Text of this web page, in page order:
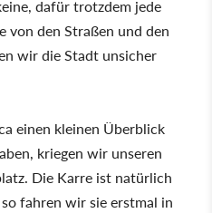
dafür trotzdem jede
von den Straßen und den
wir die Stadt unsicher
einen kleinen Überblick
kriegen wir unseren
Die Karre ist natürlich
fahren wir sie erstmal in